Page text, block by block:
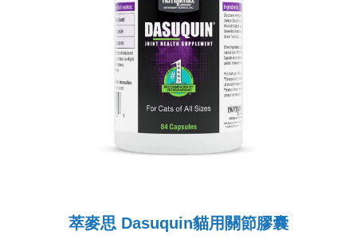
萃麥思 Dasuquin貓用關節膠囊